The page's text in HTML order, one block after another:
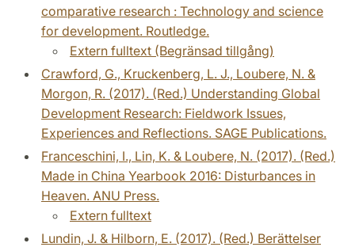
comparative research : Technology and science
for development. Routledge.
Extern fulltext (Begränsad tillgång)
Crawford, G., Kruckenberg, L. J., Loubere, N. &
Morgon, R. (2017). (Red.) Understanding Global
Development Research: Fieldwork Issues,
Experiences and Reflections. SAGE Publications.
Franceschini, I., Lin, K. & Loubere, N. (2017). (Red.)
Made in China Yearbook 2016: Disturbances in
Heaven. ANU Press.
Extern fulltext
Lundin, J. & Hilborn, E. (2017). (Red.) Berättelser